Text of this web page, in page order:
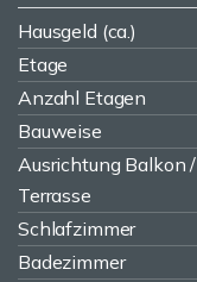
Hausgeld (ca.)
Etage
Anzahl Etagen
Bauweise
Ausrichtung Balkon /
Terrasse
Schlafzimmer
Badezimmer